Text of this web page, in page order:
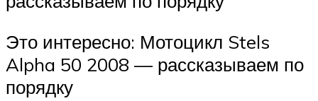
Это интересно: Мотоцикл Stels
Alpha 50 2008 — рассказываем по
порядку